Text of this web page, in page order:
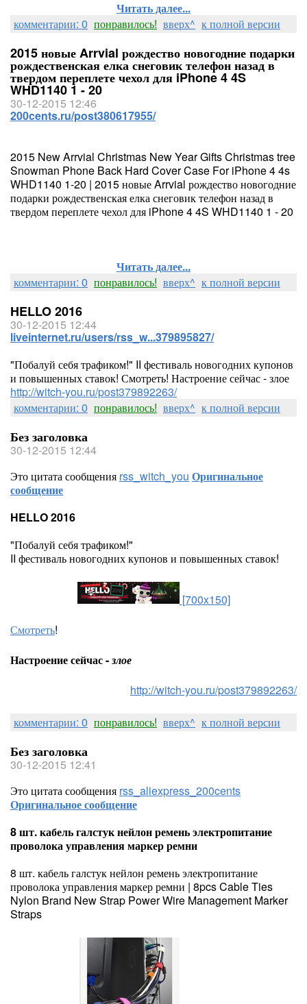
Читать далее...
комментарии: 0 понравилось! вверх^ к полной версии
2015 новые Arrvial рождество новогодние подарки
рождественская елка снеговик телефон назад в
твердом переплете чехол для iPhone 4 4S
WHD1140 1 - 20
30-12-2015 12:46
200cents.ru/post380617955/
2015 New Arrvial Christmas New Year Gifts Christmas tree
Snowman Phone Back Hard Cover Case For iPhone 4 4s
WHD1140 1-20 | 2015 новые Arrvial рождество новогодние
подарки рождественская елка снеговик телефон назад в
твердом переплете чехол для iPhone 4 4S WHD1140 1 - 20
Читать далее...
комментарии: 0 понравилось! вверх^ к полной версии
HELLO 2016
30-12-2015 12:44
liveinternet.ru/users/rss_w...379895827/
"Побалуй себя трафиком!" II фестиваль новогодних купонов
и повышенных ставок! Смотреть! Настроение сейчас - злое
http://witch-you.ru/post379892263/
комментарии: 0 понравилось! вверх^ к полной версии
Без заголовка
30-12-2015 12:44
Это цитата сообщения rss_witch_you Оригинальное
сообщение
HELLO 2016
"Побалуй себя трафиком!"
II фестиваль новогодних купонов и повышенных ставок!
[700x150]
Смотреть!
Настроение сейчас -злое
http://witch-you.ru/post379892263/
комментарии: 0 понравилось! вверх^ к полной версии
Без заголовка
30-12-2015 12:41
Это цитата сообщения rss_aliexpress_200cents
Оригинальное сообщение
8 шт. кабель галстук нейлон ремень электропитание
проволока управления маркер ремни
8 шт. кабель галстук нейлон ремень электропитание
проволока управления маркер ремни | 8pcs Cable Ties
Nylon Brand New Strap Power Wire Management Marker
Straps